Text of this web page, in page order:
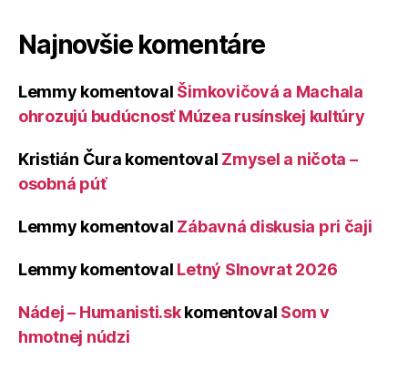
Najnovšie komentáre
Lemmy komentoval Šimkovičová a Machala
ohrozujú budúcnosť Múzea rusínskej kultúry
Kristián Čura komentoval Zmysel a ničota –
osobná púť
Lemmy komentoval Zábavná diskusia pri čaji
Lemmy komentoval Letný Slnovrat 2026
Nádej – Humanisti.skkomentoval Som v
hmotnej núdzi